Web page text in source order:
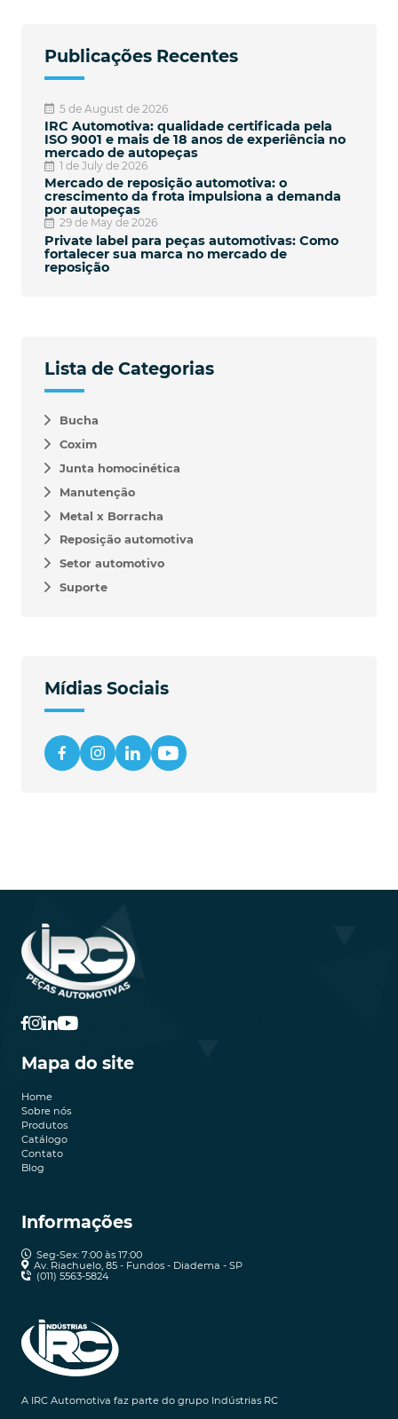
Publicações Recentes
5 de August de 2026
IRC Automotiva: qualidade certificada pela
ISO 9001 e mais de 18 anos de experiência no
mercado de autopeças
1 de July de 2026
Mercado de reposição automotiva: o
crescimento da frota impulsiona a demanda
por autopeças
29 de May de 2026
Private label para peças automotivas: Como
fortalecer sua marca no mercado de
reposição
Lista de Categorias
Bucha
Coxim
Junta homocinética
Manutenção
Metal x Borracha
Reposição automotiva
Setor automotivo
Suporte
Mídias Sociais
Mapa do site
Home
Sobre nós
Produtos
Catálogo
Contato
Blog
Informações
Seg-Sex: 7:00 às 17:00
Av. Riachuelo, 85 - Fundos - Diadema - SP
(011) 5563-5824
A IRC Automotiva faz parte do grupo Indústrias RC